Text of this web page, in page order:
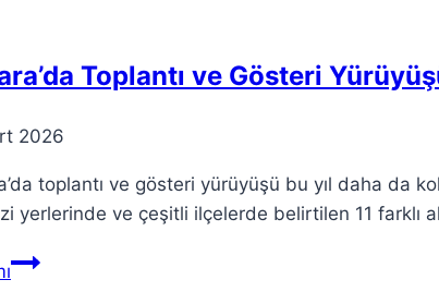
Hayatı
Toplantı ve Gösteri
2026
toplantı ve gösteri yürüyüşü bu yıl daha da
yerlerinde ve çeşitli ilçelerde belirtilen 11 farklı
Ankara’da